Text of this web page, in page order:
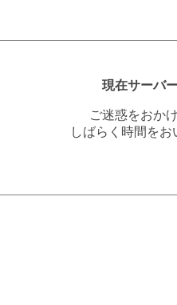
現在サーバ
ご迷惑をおか
しばらく時間を